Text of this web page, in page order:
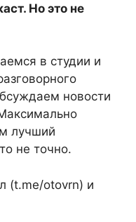
Но это не
в студии и
новости
лучший
не точно.
(t.me/otovrn) и